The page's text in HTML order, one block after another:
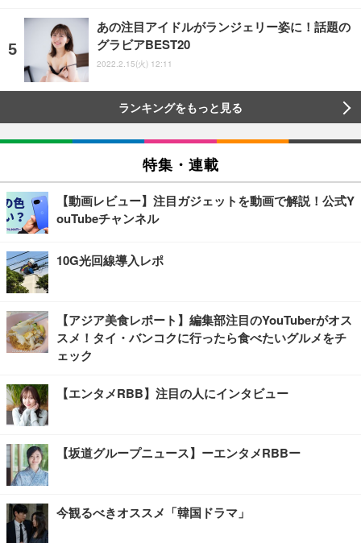
あの注目アイドルがランジェリー姿に！話題の
グラビアBEST20
2022.2.15(火) 12:11
ランキングをもっと見る
特集・連載
【動画レビュー】注目ガジェットを動画で解説！公式Y
ouTubeチャンネル
10G光回線導入レポ
【アジア美食レポート】編集部注目のYouTuberがオス
スメ！タイ・バンコクに行ったら食べたいグルメをチ
ェック
【エンタメRBB】注目の人にインタビュー
【坂道グループニュース】ーエンタメRBBー
今観るべきオススメ「韓国ドラマ」